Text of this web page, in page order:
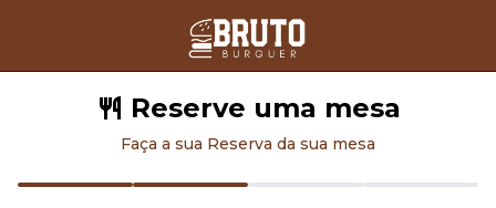
Reserve uma mesa
Faça a sua Reserva da sua mesa